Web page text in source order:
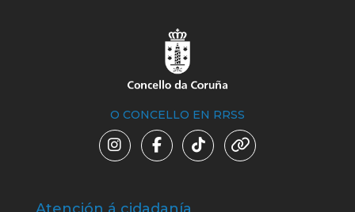
O CONCELLO EN RRSS
Atención á cidadanía